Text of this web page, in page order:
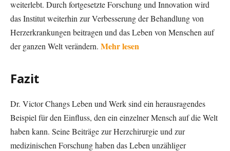
weiterlebt. Durch fortgesetzte Forschung und Innovation wird
das Institut weiterhin zur Verbesserung der Behandlung von
Herzerkrankungen beitragen und das Leben von Menschen auf
der ganzen Welt verändern. Mehr lesen
Fazit
Dr. Victor Changs Leben und Werk sind ein herausragendes
Beispiel für den Einfluss, den ein einzelner Mensch auf die Welt
haben kann. Seine Beiträge zur Herzchirurgie und zur
medizinischen Forschung haben das Leben unzähliger